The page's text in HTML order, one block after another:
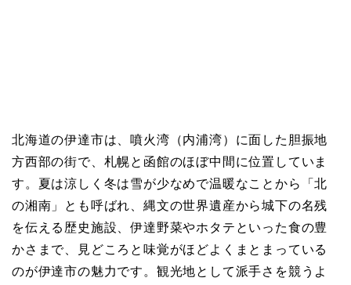
北海道の伊達市は、噴火湾（内浦湾）に面した胆振地
方西部の街で、札幌と函館のほぼ中間に位置していま
す。夏は涼しく冬は雪が少なめで温暖なことから「北
の湘南」とも呼ばれ、縄文の世界遺産から城下の名残
を伝える歴史施設、伊達野菜やホタテといった食の豊
かさまで、見どころと味覚がほどよくまとまっている
のが伊達市の魅力です。観光地として派手さを競うよ